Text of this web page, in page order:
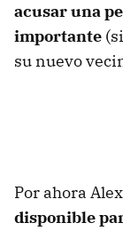
acusar una
importante
su nuevo
Por ahora
disponible